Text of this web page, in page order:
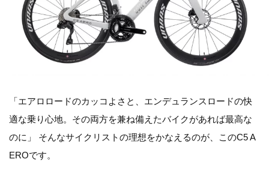
「エアロロードのカッコよさと、エンデュランスロードの快
適な乗り心地。その両方を兼ね備えたバイクがあれば最高な
のに」 そんなサイクリストの理想をかなえるのが、このC5 A
EROです。